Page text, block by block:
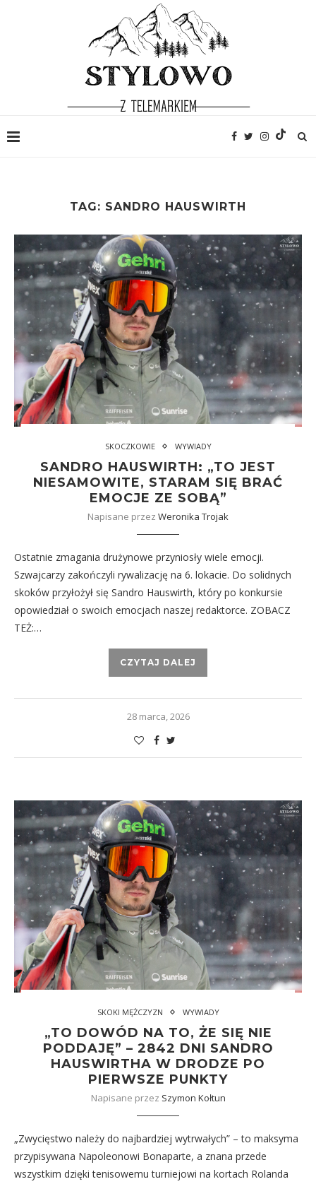
TAG: SANDRO HAUSWIRTH
SKOCZKOWIE WYWIADY
SANDRO HAUSWIRTH: „TO JEST
NIESAMOWITE, STARAM SIĘ BRAĆ
EMOCJE ZE SOBĄ”
Napisane przez Weronika Trojak
Ostatnie zmagania drużynowe przyniosły wiele emocji.
Szwajcarzy zakończyli rywalizację na 6. lokacie. Do solidnych
skoków przyłożył się Sandro Hauswirth, który po konkursie
opowiedział o swoich emocjach naszej redaktorce. ZOBACZ
TEŻ:…
CZYTAJ DALEJ
28 marca, 2026
SKOKI MĘŻCZYZN WYWIADY
„TO DOWÓD NA TO, ŻE SIĘ NIE
PODDAJĘ” – 2842 DNI SANDRO
HAUSWIRTHA W DRODZE PO
PIERWSZE PUNKTY
Napisane przez Szymon Kołtun
„Zwycięstwo należy do najbardziej wytrwałych” – to maksyma
przypisywana Napoleonowi Bonaparte, a znana przede
wszystkim dzięki tenisowemu turniejowi na kortach Rolanda